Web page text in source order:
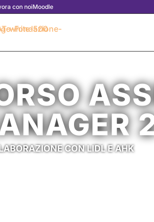
con noiMoodle
CON LIDL E AHK